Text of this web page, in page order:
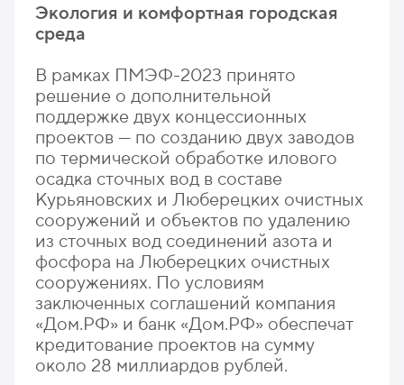
Экология и комфортная городская
среда
В рамках ПМЭФ-2023 принято
решение о дополнительной
поддержке двух концессионных
проектов — по созданию двух заводов
по термической обработке илового
осадка сточных вод в составе
Курьяновских и Люберецких очистных
сооружений и объектов по удалению
из сточных вод соединений азота и
фосфора на Люберецких очистных
сооружениях. По условиям
заключенных соглашений компания
«Дом.РФ» и банк «Дом.РФ» обеспечат
кредитование проектов на сумму
около 28 миллиардов рублей.